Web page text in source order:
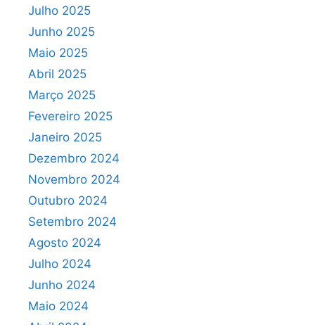
Julho 2025
Junho 2025
Maio 2025
Abril 2025
Março 2025
Fevereiro 2025
Janeiro 2025
Dezembro 2024
Novembro 2024
Outubro 2024
Setembro 2024
Agosto 2024
Julho 2024
Junho 2024
Maio 2024